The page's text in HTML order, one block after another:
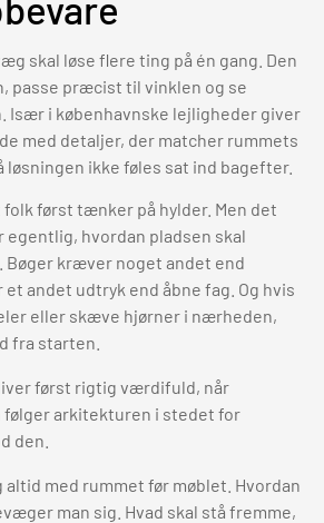
skal løse flere ting på én gang. Den
passe præcist til vinklen og se
Især i københavnske lejligheder giver
med detaljer, der matcher rummets
løsningen ikke føles sat ind bagefter.
først tænker på hylder. Men det
egentlig, hvordan pladsen skal
Bøger kræver noget andet end
et andet udtryk end åbne fag. Og hvis
eller skæve hjørner i nærheden,
fra starten.
først rigtig værdifuld, når
følger arkitekturen i stedet for
den.
altid med rummet før møblet. Hvordan
man sig. Hvad skal stå fremme,